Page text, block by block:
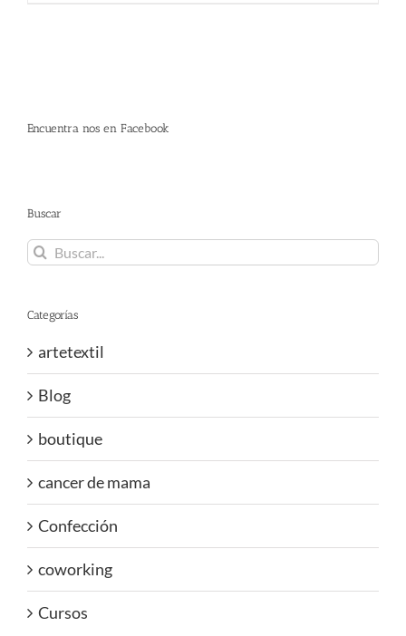
Encuentra nos en Facebook
Buscar
Buscar:
Categorías
artetextil
Blog
boutique
cancer de mama
Confección
coworking
Cursos